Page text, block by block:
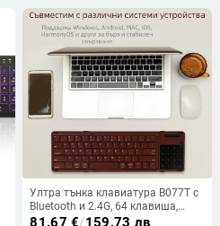
Ултра тънка клавиатура B077T с
Bluetooth и 2.4G, 64 клавиша,
ABS+PU, съвместима с 4 или
81.67 €/159.73 лв